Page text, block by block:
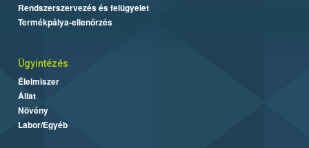
Rendszerszervezés és felügyelet
Termékpálya-ellenőrzés
Ügyintézés
Élelmiszer
Állat
Növény
Labor/Egyéb